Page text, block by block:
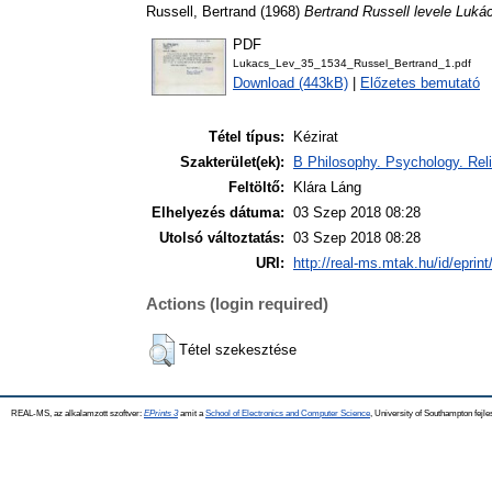
Russell, Bertrand (1968) Bertrand Russell levele
PDF
Lukacs_Lev_35_1534_Russel_Bertrand_1.pdf
Download (443kB) Előzetes bemutató
Tétel típus:
Kézirat
Szakterület(ek):
B Philosophy. Psychology.
Feltöltő:
Klára Láng
Elhelyezés dátuma: 03 Szep 2018 08:28
Utolsó változtatás: 03 Szep 2018 08:28
URI:
http://real-ms.mtak.hu/id/
Actions (login required)
Tétel szekesztése
REAL-MS, az alkalamzott szoftver: EPrints 3amit a School of Electronics and Computer Science , University of Southampton